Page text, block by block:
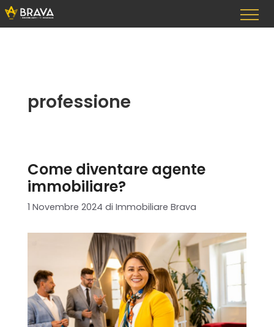
Vai
al
contenuto
professione
Come diventare agente
immobiliare?
1 Novembre 2024 di Immobiliare Brava